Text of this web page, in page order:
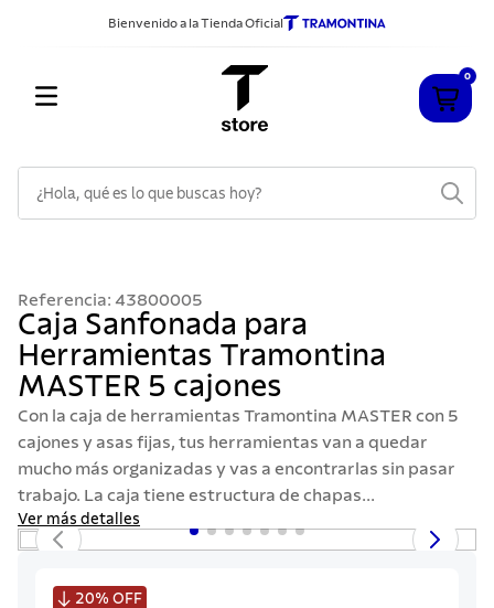
Bienvenido a la Tienda Oficial
0
Referencia: 43800005
Caja Sanfonada para
Herramientas Tramontina
MASTER 5 cajones
Con la caja de herramientas Tramontina MASTER con 5
cajones y asas fijas, tus herramientas van a quedar
mucho más organizadas y vas a encontrarlas sin pasar
trabajo. La caja tiene estructura de chapas...
Ver más detalles
 20% OFF
2.
sarten
3.
cubiertos
4.
ollas
acero inoxidable
6.
grano
442
solar
cuchillo